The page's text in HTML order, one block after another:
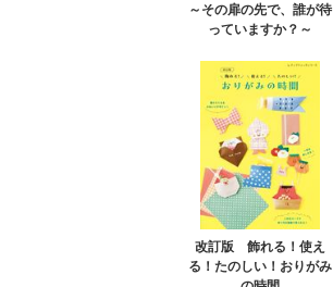
～その扉の先で、誰が待
っていますか？～
改訂版 飾れる！使え
る！たのしい！おりがみ